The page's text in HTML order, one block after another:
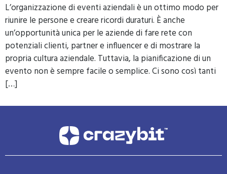
L’organizzazione di eventi aziendali è un ottimo modo per
riunire le persone e creare ricordi duraturi. È anche
un’opportunità unica per le aziende di fare rete con
potenziali clienti, partner e influencer e di mostrare la
propria cultura aziendale. Tuttavia, la pianificazione di un
evento non è sempre facile o semplice. Ci sono così tanti
[…]